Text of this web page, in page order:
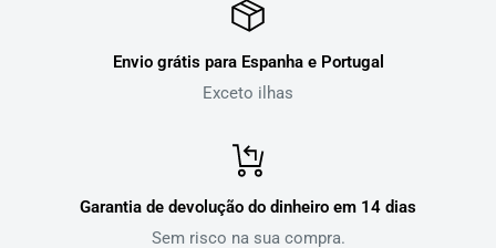
Envio grátis para Espanha e Portugal
Exceto ilhas
Garantia de devolução do dinheiro em 14 dias
Sem risco na sua compra.